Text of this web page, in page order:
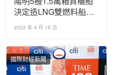
決定造LNG雙燃料船
創國內貨櫃船首例
2022 年 4 月 15 日
國際財經新聞